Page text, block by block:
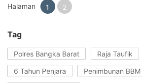
Halaman 1 2
Tag
Polres Bangka Barat Raja Taufik
6 Tahun Penjara